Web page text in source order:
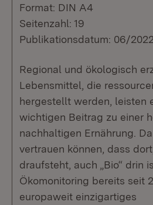
Format: DIN A4
Seitenzahl: 19
Publikationsdatum: 06/2022
Regional und ökologisch
Lebensmittel, die
hergestellt werden, leisten
wichtigen Beitrag zu einer
nachhaltigen Ernährung.
vertrauen können, dass
draufsteht, auch „Bio“ drin
Ökomonitoring bereits seit
europaweit einzigartiges